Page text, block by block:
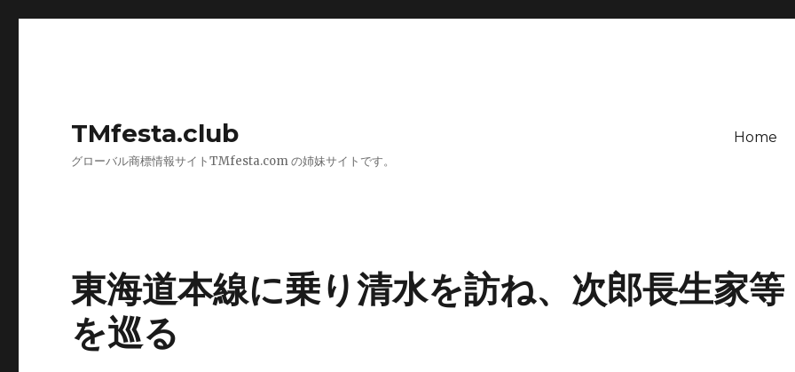
TMfesta.club
グローバル商標情報サイトTMfesta.com の姉妹サイトです。
Home
東海道本線に乗り清水を訪ね、次郎長生家等
を巡る